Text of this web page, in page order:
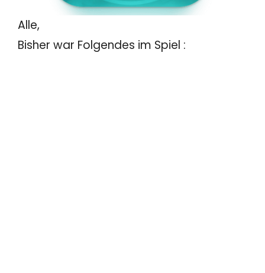
Alle,
Bisher war Folgendes im Spiel :